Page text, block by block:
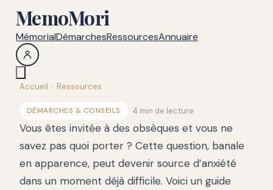
MemoMori
MémorialDémarchesRessourcesAnnuaire
Accueil › Ressources
DÉMARCHES & CONSEILS · 4 min de lecture
Vous êtes invitée à des obsèques et vous ne
savez pas quoi porter ? Cette question, banale
en apparence, peut devenir source d’anxiété
dans un moment déjà difficile. Voici un guide